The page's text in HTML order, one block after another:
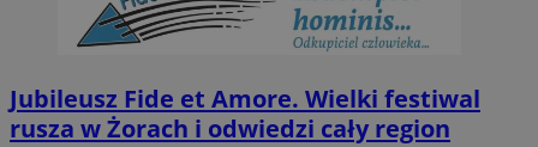
Jubileusz Fide et Amore. Wielki festiwal
rusza w Żorach i odwiedzi cały region